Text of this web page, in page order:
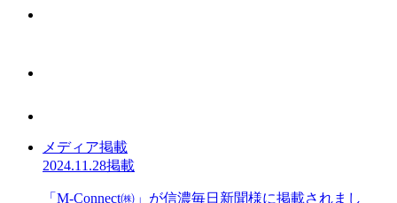
メディア掲載
2024.11.28掲載
「M-Connect㈱」が信濃毎日新聞様に掲載されまし